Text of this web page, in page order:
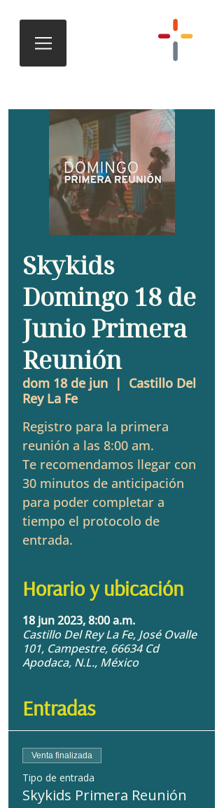
Skykids
Domingo 18 de
Junio Primera
Reunión
dom 18 de jun
  |
Castillo Del
Rey La Fe
Registro para la primera
reunión a las 8:00 am.
Te recomendamos llegar con
30 minutos de anticipación
para poder completar a
tiempo el protocolo de
entrada.
Horario y ubicación
18 jun 2023, 8:00 a.m.
Castillo Del Rey La Fe, José Ovalle
101, Campestre, 66634 Cd
Apodaca, N.L., México
Entradas
Venta finalizada
Tipo de entrada
Skykids Primera Reunión